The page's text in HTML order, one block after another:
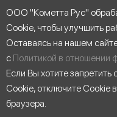
ООО "Кометта Рус"
Cookie, чтобы улучшить
Оставаясь на нашем
с Политикой в отношении
Если Вы хотите запретить
Cookie, отключите Cookie
браузера.